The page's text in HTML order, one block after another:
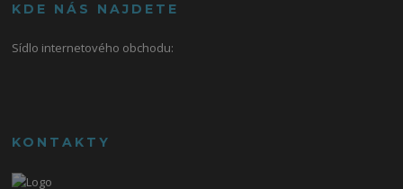
KDE NÁS NAJDETE
Sídlo internetového obchodu:
KONTAKTY